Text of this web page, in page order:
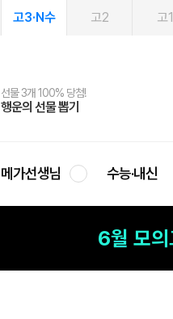
고3·N수 고2 고1
선물 3개 100% 당첨!
행운의 선물 뽑기
선물 100% 증정!
메가스터디 X 올리브
여름방학 스터디 캐시백
메가런 썸머스쿨
2027 러셀 단과
강사 공개선발
스마트러닝앱
설문 EVENT
메가패스
3일 무료 체험권
메가패스 수강생 무료혜택!
메가클럽 멤버십
사회공헌 캠페인
희망이룸 메가나눔
메가선생님 수능·내신
6월 모